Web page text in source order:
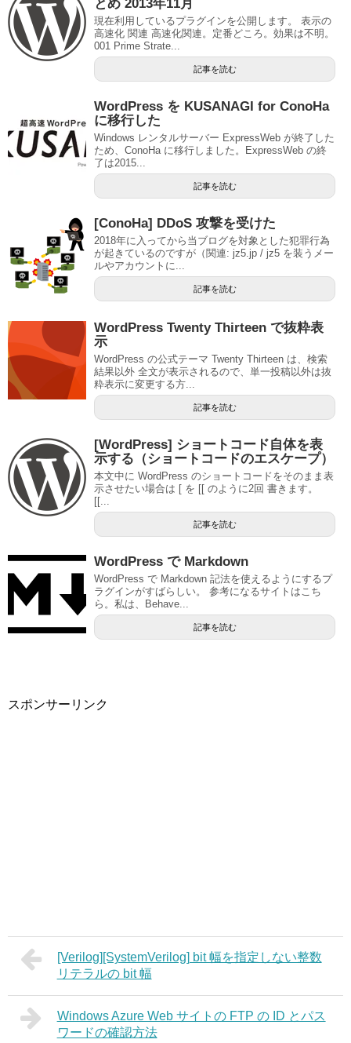
とめ 2013年11月
現在利用しているプラグインを公開します。 表示の
高速化 関連 高速化関連。定番どころ。効果は不明。
001 Prime Strate...
記事を読む
WordPress を KUSANAGI for ConoHa
に移行した
Windows レンタルサーバー ExpressWeb が終了した
ため、ConoHa に移行しました。ExpressWeb の終
了は2015...
記事を読む
[ConoHa] DDoS 攻撃を受けた
2018年に入ってから当ブログを対象とした犯罪行為
が起きているのですが（関連: jz5.jp / jz5 を装うメー
ルやアカウントに...
記事を読む
WordPress Twenty Thirteen で抜粋表
示
WordPress の公式テーマ Twenty Thirteen は、検索
結果以外 全文が表示されるので、単一投稿以外は抜
粋表示に変更する方...
記事を読む
[WordPress] ショートコード自体を表
示する（ショートコードのエスケープ）
本文中に WordPress のショートコードをそのまま表
示させたい場合は [ を [[ のように2回 書きます。
[[...
記事を読む
WordPress で Markdown
WordPress で Markdown 記法を使えるようにするプ
ラグインがすばらしい。 参考になるサイトはこち
ら。私は、Behave...
記事を読む
スポンサーリンク
[Verilog][SystemVerilog] bit 幅を指定しない整数
リテラルの bit 幅
Windows Azure Web サイトの FTP の ID とパス
ワードの確認方法